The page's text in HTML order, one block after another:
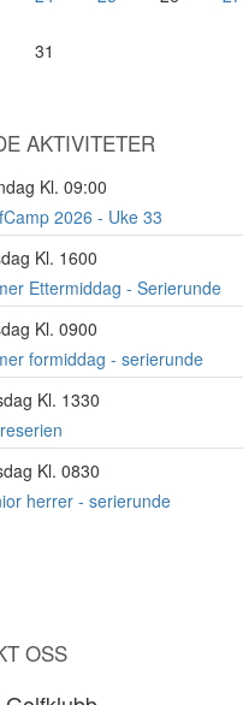
31
AKTIVITETER
Kl. 09:00
2026 - Uke 33
Kl. 1600
Ettermiddag - Serierunde
Kl. 0900
formiddag - serierunde
Kl. 1330
Kl. 0830
herrer - serierunde
OSS